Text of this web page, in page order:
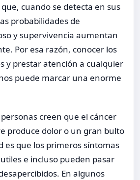
cuando se detecta en sus
probabilidades de
y supervivencia aumentan
Por esa razón, conocer los
y prestar atención a cualquier
puede marcar una enorme
creen que el cáncer
produce dolor o un gran bulto
es que los primeros síntomas
e incluso pueden pasar
En algunos